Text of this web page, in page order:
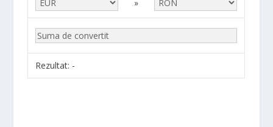
»
Rezultat: -